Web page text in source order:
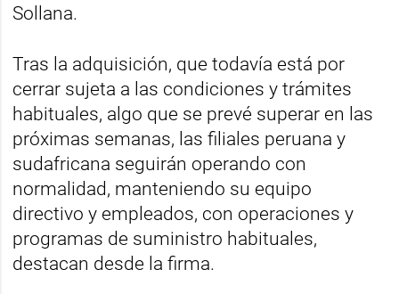
Sollana.
Tras la adquisición, que todavía está por
cerrar sujeta a las condiciones y trámites
habituales, algo que se prevé superar en las
próximas semanas, las filiales peruana y
sudafricana seguirán operando con
normalidad, manteniendo su equipo
directivo y empleados, con operaciones y
programas de suministro habituales,
destacan desde la firma.